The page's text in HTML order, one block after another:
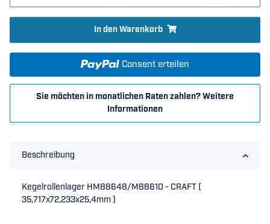
In den Warenkorb
Consent erteilen
Sie möchten in monatlichen Raten zahlen?Weitere
Informationen
Beschreibung
Kegelrollenlager HM88648/M88610 - CRAFT (
35,717x72,233x25,4mm )